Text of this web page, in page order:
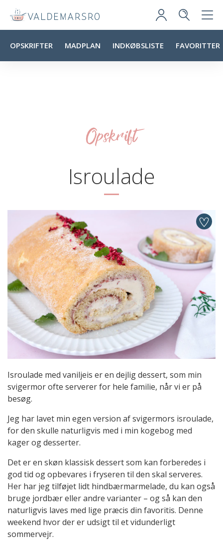
OPSKRIFTER MADPLAN INDKØBSLISTE FAVORITTER
Opskrift
Isroulade
Isroulade med vaniljeis er en dejlig dessert, som min
svigermor ofte serverer for hele familie, når vi er på
besøg.
Jeg har lavet min egen version af svigermors isroulade,
for den skulle naturligvis med i min kogebog med
kager og desserter.
Det er en skøn klassisk dessert som kan forberedes i
god tid og opbevares i fryseren til den skal serveres.
Her har jeg tilføjet lidt hindbærmarmelade, du kan også
bruge jordbær eller andre varianter – og så kan den
naturligvis laves med lige præcis din favoritis. Denne
weekend hvor der er udsigt til et vidunderligt
sommervejr.